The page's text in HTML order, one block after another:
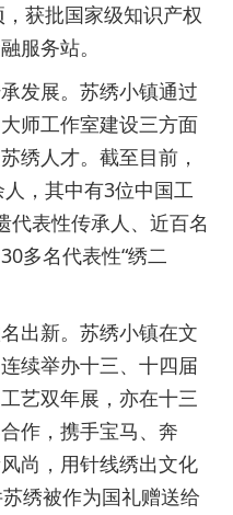
获批国家级知识产权
服务站。
展。苏绣小镇通过
师工作室建设三方面
绣人才。截至目前，
，其中有3位中国工
代表性传承人、近百名
多名代表性“绣二
新。苏绣小镇在文
续举办十三、十四届
艺双年展，亦在十三
作，携手宝马、奔
尚，用针线绣出文化
绣被作为国礼赠送给